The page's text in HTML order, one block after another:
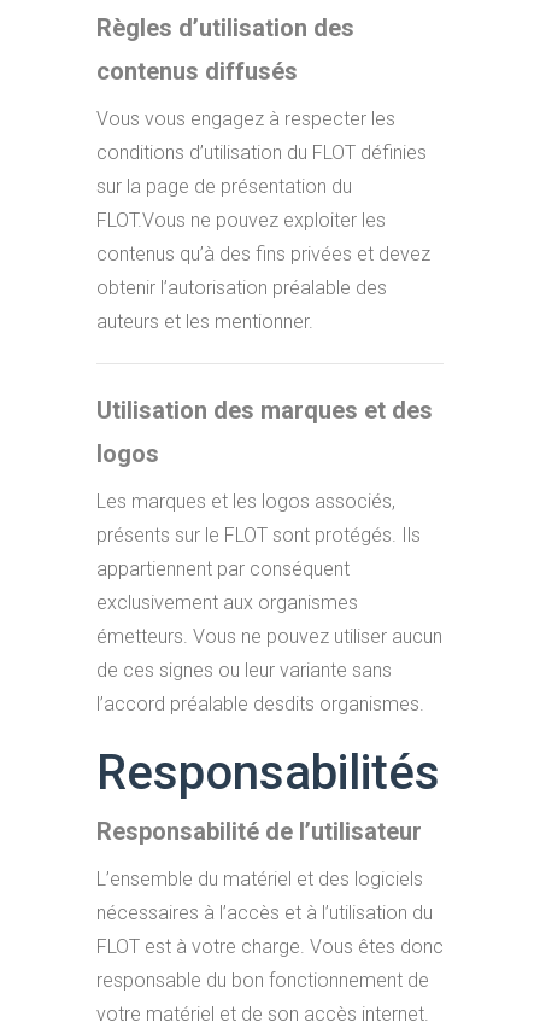
Règles d’utilisation des
contenus diffusés
Vous vous engagez à respecter les
conditions d’utilisation du FLOT définies
sur la page de présentation du
FLOT.Vous ne pouvez exploiter les
contenus qu’à des fins privées et devez
obtenir l’autorisation préalable des
auteurs et les mentionner.
Utilisation des marques et des
logos
Les marques et les logos associés,
présents sur le FLOT sont protégés. Ils
appartiennent par conséquent
exclusivement aux organismes
émetteurs. Vous ne pouvez utiliser aucun
de ces signes ou leur variante sans
l’accord préalable desdits organismes.
Responsabilités
Responsabilité de l’utilisateur
L’ensemble du matériel et des logiciels
nécessaires à l’accès et à l’utilisation du
FLOT est à votre charge. Vous êtes donc
responsable du bon fonctionnement de
votre matériel et de son accès internet.